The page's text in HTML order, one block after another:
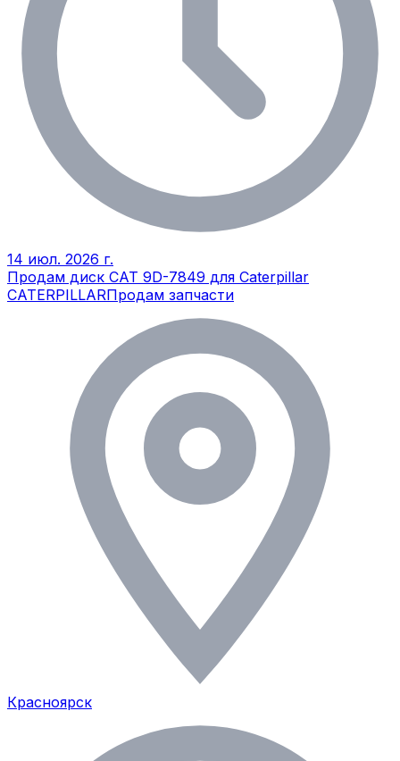
14 июл. 2026 г.
Продам диск CAT 9D-7849 для Caterpillar
CATERPILLARПродам запчасти
Красноярск